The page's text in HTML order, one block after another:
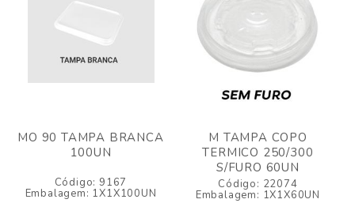
MO 90 TAMPA BRANCA
100UN
Código: 9167
Embalagem: 1X1X100UN
M TAMPA COPO
TERMICO 250/300
S/FURO 60UN
Código: 22074
Embalagem: 1X1X60UN